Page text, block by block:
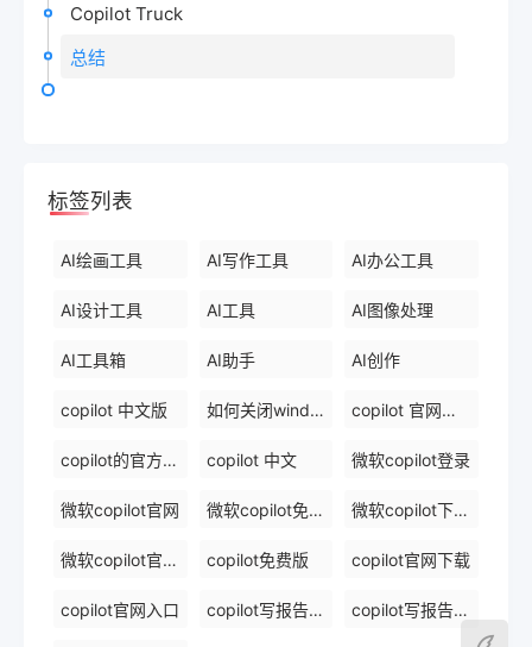
Copilot Truck
总结
标签列表
AI绘画工具 AI写作工具 AI办公工具
AI设计工具 AI工具 AI图像处理
AI工具箱 AI助手 AI创作
copilot 中文版 如何关闭windows 中的 copilot copilot 官网下载
copilot的官方网站 copilot 中文 微软copilot登录
微软copilot官网 微软copilot免费在线 微软copilot下载官网
微软copilot官网免费在线 copilot免费版 copilot官网下载
copilot官网入口 copilot写报告镜像 copilot写报告免费软件排名